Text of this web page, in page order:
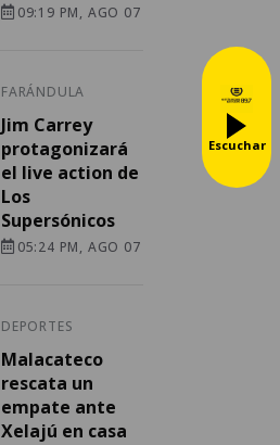
09:19 PM, AGO 07
FARÁNDULA
Jim Carrey
protagonizará
el live action de
Los
Supersónicos
05:24 PM, AGO 07
DEPORTES
Malacateco
rescata un
empate ante
Xelajú en casa
Escuchar